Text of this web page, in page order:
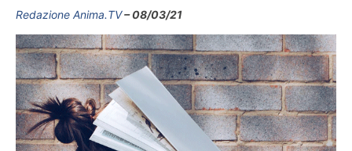
Redazione Anima.TV 08/03/21